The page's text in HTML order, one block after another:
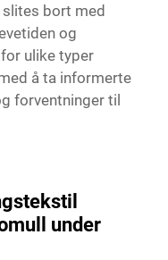
bort med
og
ulike typer
å ta informerte
forventninger til
under